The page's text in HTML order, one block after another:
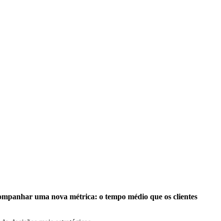
uma nova métrica: o tempo médio que os clientes